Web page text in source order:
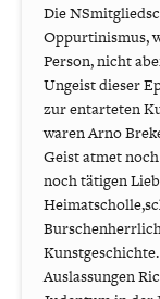
Die
Oppurtinismus,
Person, nicht
Ungeist dieser
zur entarteten
waren Arno
Geist atmet
noch tätigen
Auslassungen